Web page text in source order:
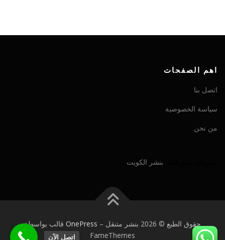
اهم الصفحات
اتصل بنا
سياسة الخصوصية
من نحن
بنشر الكويت
حقوق الطبع © 2026 بنشر متنقل –
OnePress قالب بواسطة
FameThemes
اتصل الآن